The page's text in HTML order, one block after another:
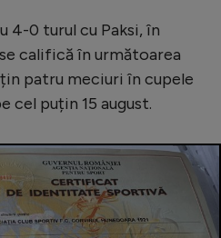
4-0 turul cu Paksi, în
califică în următoarea
patru meciuri în cupele
cel puțin 15 august.